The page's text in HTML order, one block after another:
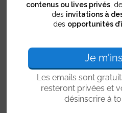
conseille pour ceux qui
le développement
choses dont j’avais
De plus il faut
flexibilité.
contenus ou lives privés ,
des invitations à
des opportunités